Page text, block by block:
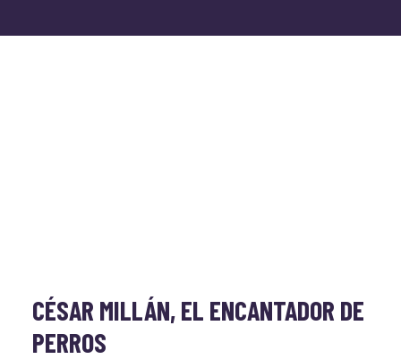
CÉSAR MILLÁN, EL ENCANTADOR DE
PERROS